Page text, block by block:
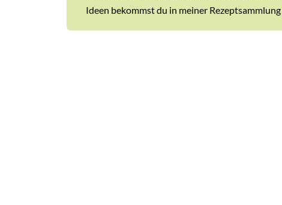
Ideen bekommst du in meiner Rezeptsammlung